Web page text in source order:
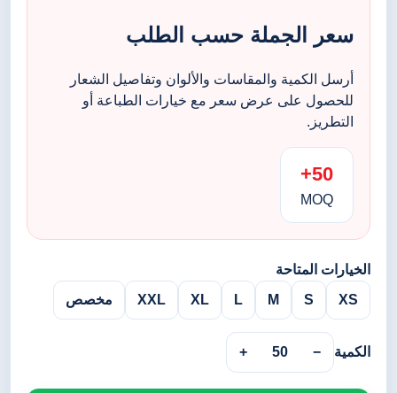
سعر الجملة حسب الطلب
أرسل الكمية والمقاسات والألوان وتفاصيل الشعار
للحصول على عرض سعر مع خيارات الطباعة أو
التطريز.
50+
MOQ
الخيارات المتاحة
XS
S
M
L
XL
XXL مخصص
الكمية −
50
+